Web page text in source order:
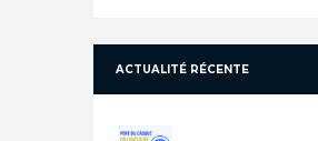
ACTUALITÉ RÉCENTE